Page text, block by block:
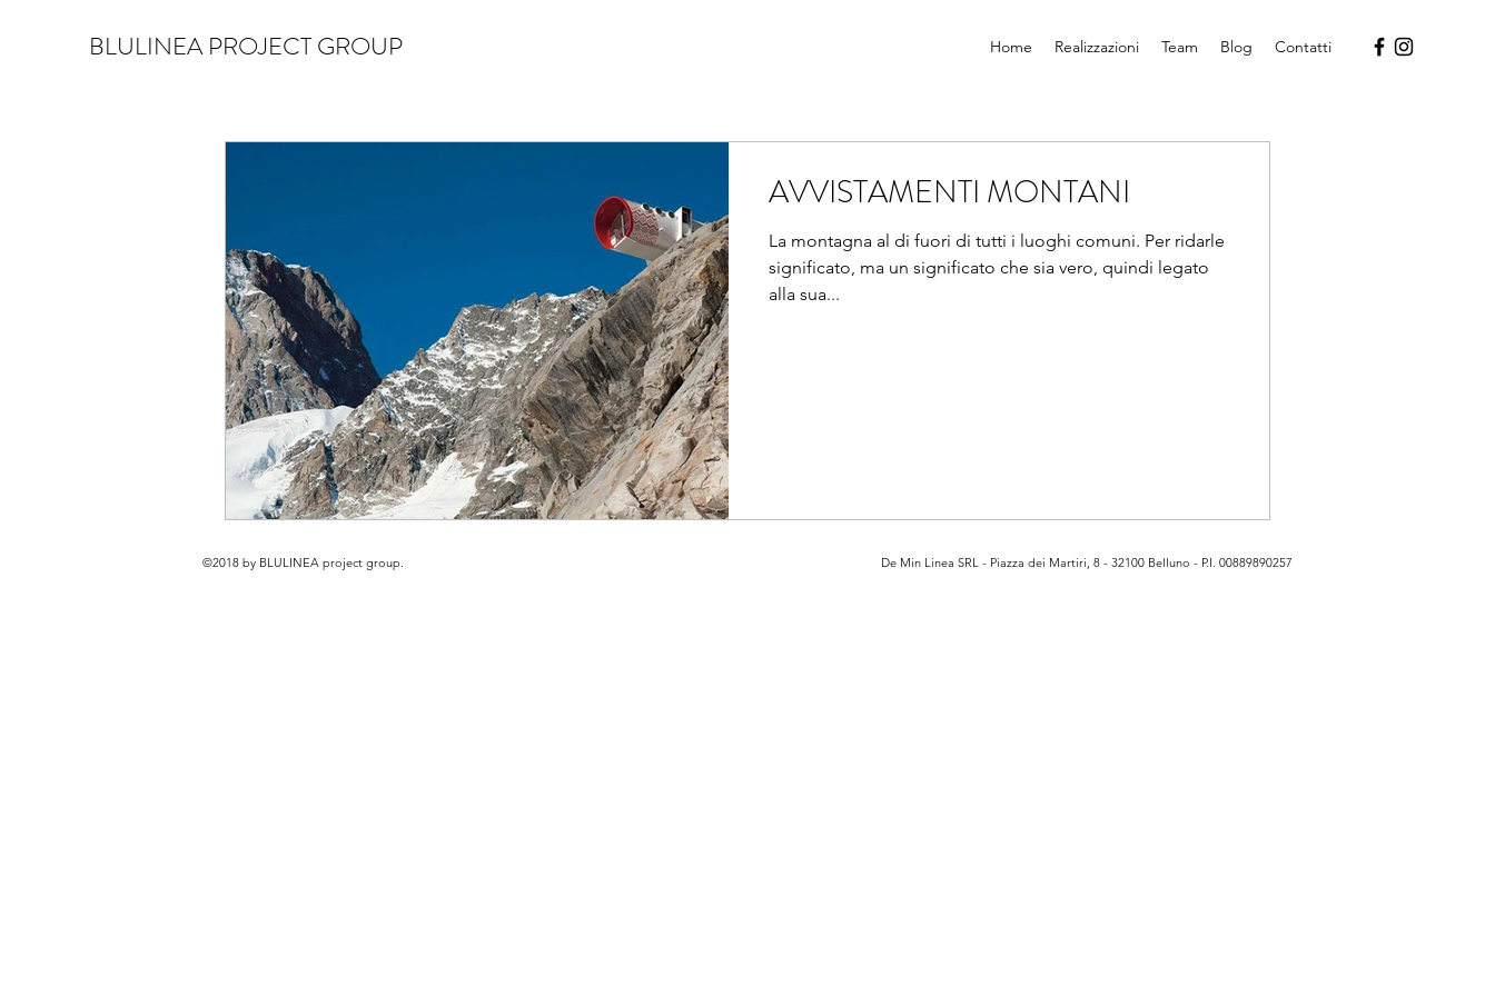
BLULINEA PROJECT GROUP Home Realizzazioni Team Blog Contatti
AVVISTAMENTI MONTANI
La montagna al di fuori di tutti i luoghi comuni. Per ridarle
significato, ma un significato che sia vero, quindi legato
alla sua...
©2018 by BLULINEA project group. De Min Linea SRL - Piazza dei Martiri, 8 - 32100 Belluno - P.I. 00889890257